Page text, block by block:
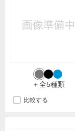
＋全5種類
比較する